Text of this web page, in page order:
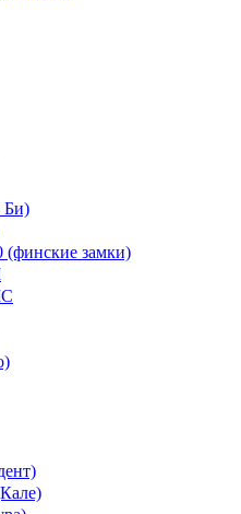
(финские замки)